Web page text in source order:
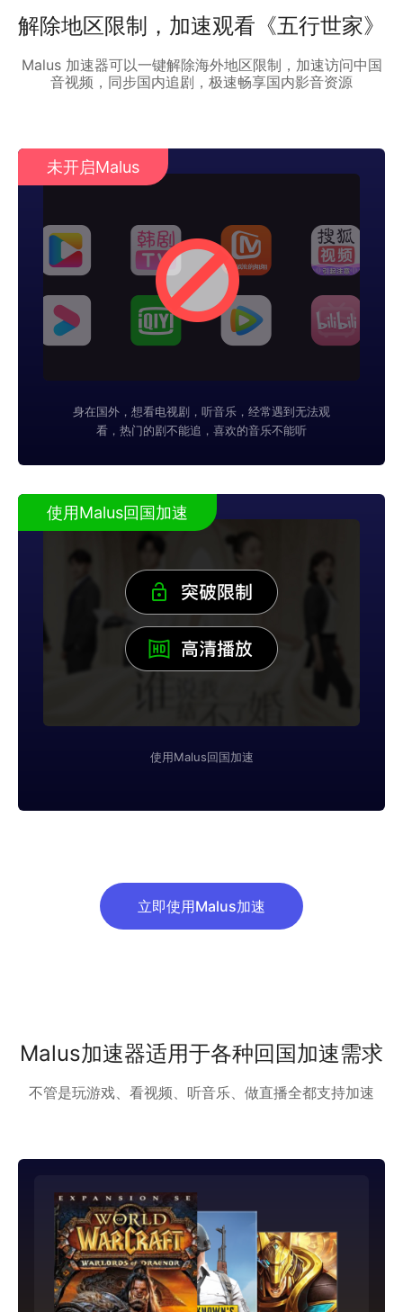
解除地区限制，加速观看《五行世家》
Malus 加速器可以一键解除海外地区限制，加速访问中国
音视频，同步国内追剧，极速畅享国内影音资源
未开启Malus
身在国外，想看电视剧，听音乐，经常遇到无法观
看，热门的剧不能追，喜欢的音乐不能听
使用Malus回国加速
使用Malus回国加速
立即使用Malus加速
Malus加速器适用于各种回国加速需求
不管是玩游戏、看视频、听音乐、做直播全都支持加速